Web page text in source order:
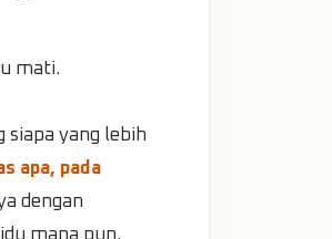
mati.
siapa yang lebih
apa, pada
dengan
mana pun.